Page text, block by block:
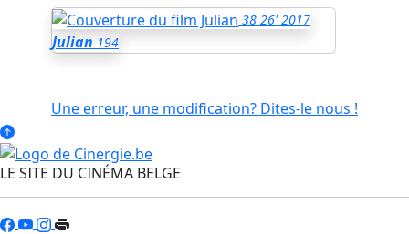
38 26' 2017
Julian 194
Une erreur, une modification? Dites-le nous !
LE SITE DU CINÉMA BELGE